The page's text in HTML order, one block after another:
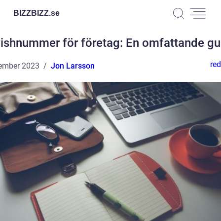
BIZZBIZZ.se
för företag: En omfattande
2023 Jon Larsson